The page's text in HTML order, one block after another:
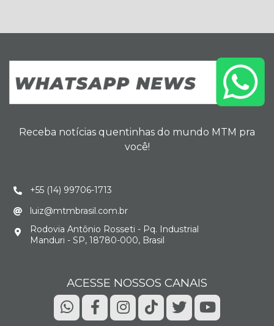
Receba notícias quentinhas do mundo MTM pra
você!
+55 (14) 99706-1713
luiz@mtmbrasil.com.br
Rodovia Antônio Rosseti - Pq. Industrial
Manduri - SP, 18780-000, Brasil
ACESSE NOSSOS CANAIS